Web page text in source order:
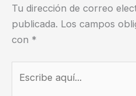
Tu dirección de correo
publicada. Los campos
con *
aquí...